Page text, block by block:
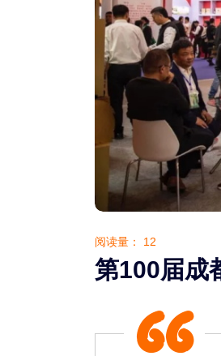
阅读量： 12
第100届成